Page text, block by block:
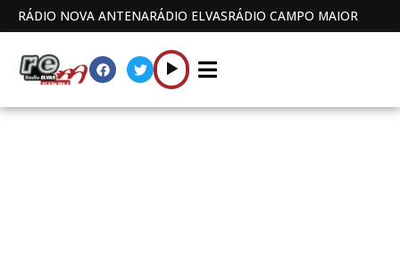
RÁDIO NOVA ANTENARÁDIO ELVASRÁDIO CAMPO MAIOR